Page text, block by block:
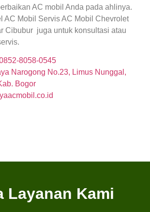
AC mobil Anda pada ahlinya.
AC Mobil Servis AC Mobil Chevrolet
Cibubur juga untuk konsultasi atau
8058-0545
Narogong No.23, Limus Nunggal,
Bogor
Layanan Kami